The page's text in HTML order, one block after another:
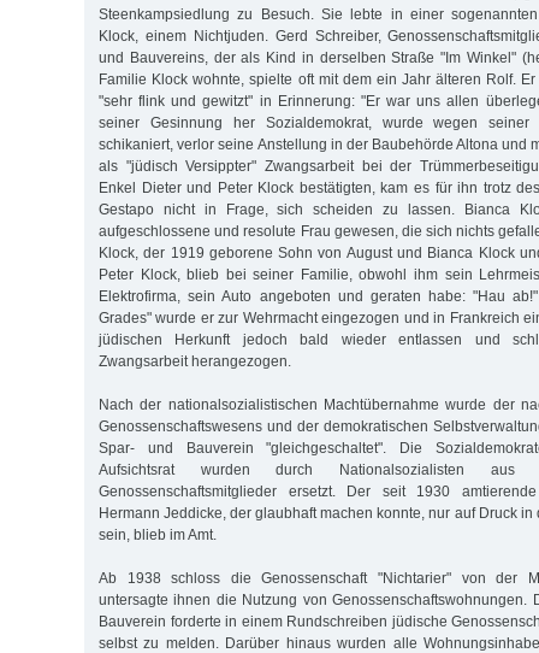
Steenkampsiedlung zu Besuch. Sie lebte in einer
Klock, einem Nichtjuden. Gerd Schreiber,
und Bauvereins, der als Kind in derselben Straße "Im Winkel"
Familie Klock wohnte, spielte oft mit dem ein Jahr älteren Rolf.
"sehr flink und gewitzt" in Erinnerung: "Er war uns allen
seiner Gesinnung her Sozialdemokrat, wurde wegen
schikaniert, verlor seine Anstellung in der Baubehörde Altona und
als "jüdisch Versippter" Zwangsarbeit bei der
Enkel Dieter und Peter Klock bestätigten, kam es für ihn trotz
Gestapo nicht in Frage, sich scheiden zu lassen. Bianca
aufgeschlossene und resolute Frau gewesen, die sich nichts
Klock, der 1919 geborene Sohn von August und Bianca Klock
Peter Klock, blieb bei seiner Familie, obwohl ihm sein
Elektrofirma, sein Auto angeboten und geraten habe: "Hau
Grades" wurde er zur Wehrmacht eingezogen und in Frankreich
jüdischen Herkunft jedoch bald wieder entlassen und
Zwangsarbeit herangezogen.
Nach der nationalsozialistischen Machtübernahme wurde der
Genossenschaftswesens und der demokratischen
Spar- und Bauverein "gleichgeschaltet". Die
Aufsichtsrat wurden durch Nationalsozialisten
Genossenschaftsmitglieder ersetzt. Der seit 1930 amtierende
Hermann Jeddicke, der glaubhaft machen konnte, nur auf Druck in
sein, blieb im Amt.
Ab 1938 schloss die Genossenschaft "Nichtarier" von der
untersagte ihnen die Nutzung von Genossenschaftswohnungen.
Bauverein forderte in einem Rundschreiben jüdische
selbst zu melden. Darüber hinaus wurden alle